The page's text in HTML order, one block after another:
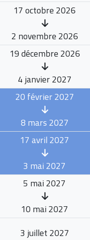
17 octobre 2026
2 novembre 2026
19 décembre 2026
4 janvier 2027
20 février 2027
8 mars 2027
17 avril 2027
3 mai 2027
5 mai 2027
10 mai 2027
3 juillet 2027